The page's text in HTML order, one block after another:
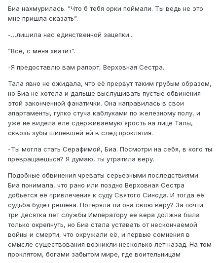
Биа нахмурилась. ”Что б тебя орки поймали. Ты ведь не это
мне пришла сказать”.
-…лишила нас единственной зацепки...
”Все, с меня хватит”.
-Я предоставлю вам рапорт, Верховная Сестра.
Тала явно не ожидала, что её прервут таким грубым образом,
но Биа не хотела и дальше выслушивать пустые обвинения
этой законченной фанатички. Она направилась в свои
апартаменты, гулко стуча каблуками по железному полу, и
уже не видела еле сдерживаемую ярость на лице Талы,
сквозь зубы шипевшей ей в след проклятия.
-Ты могла стать Серафимой, Биа. Посмотри на себя, в кого ты
превращаешься? Я думаю, ты утратила веру.
Подобные обвинения чреваты серьезными последствиями.
Биа понимала, что рано или поздно Верховная Сестра
добьется её привлечения к суду Святого Синода. И тогда её
судьба будет решена. Потеряла ли она свою веру? За почти
три десятка лет службы Императору её вера должна была
только окрепнуть, но Биа стала уставать от нескончаемой
войны и смерти, что окружали её, и первые сомнения в
смысле существования возникли несколько лет назад. На том
проклятом, богами забытом мире, где воительницам